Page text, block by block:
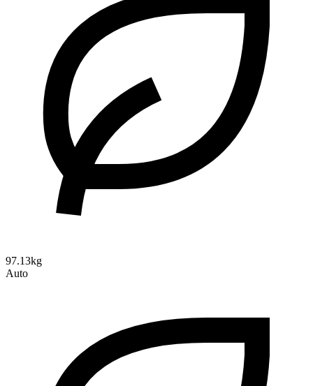
97.13kg
Auto